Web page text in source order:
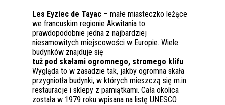
Les Eyziec de Tayac – małe miasteczko leżące
we francuskim regionie Akwitania to
prawdopodobnie jedna z najbardziej
niesamowitych miejscowości w Europie. Wiele
budynków znajduje się
tuż pod skałami ogromnego, stromego klifu.
Wygląda to w zasadzie tak, jakby ogromna skała
przygniotła budynki, w których mieszczą się m.in.
restauracje i sklepy z pamiątkami. Cała okolica
została w 1979 roku wpisana na listę UNESCO.